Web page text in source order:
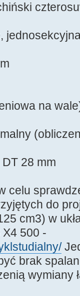
na
28 mm
celu
do
cm3) w
500 -
brak
wymiany